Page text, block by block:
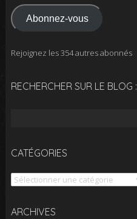
mail
Abonnez-vous
Rejoignez les 354 autres abonnés
RECHERCHER SUR LE BLOG :
CATÉGORIES
Catégories
ARCHIVES
Archives